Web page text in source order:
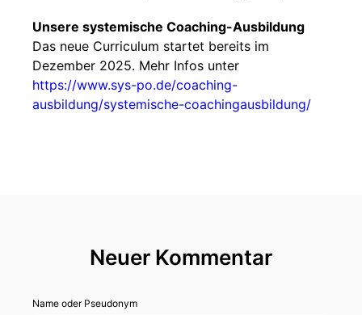
Unsere systemische Coaching-Ausbildung
Das neue Curriculum startet bereits im
Dezember 2025. Mehr Infos unter
https://www.sys-po.de/coaching-
ausbildung/systemische-coachingausbildung/
Neuer Kommentar
Name oder Pseudonym